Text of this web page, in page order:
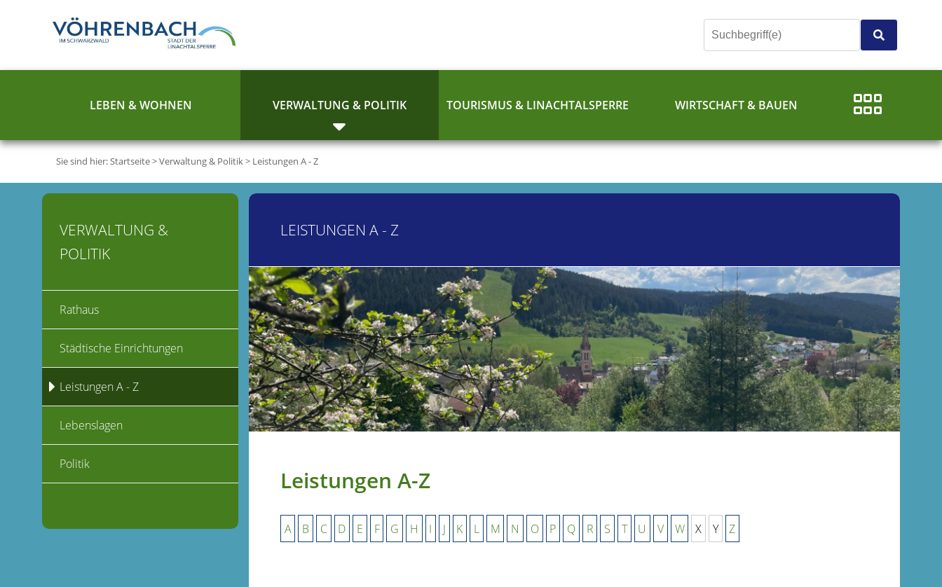
LEBEN & WOHNEN VERWALTUNG & POLITIK TOURISMUS & LINACHTALSPERRE WIRTSCHAFT & BAUEN
Sie sind hier:Startseite>Verwaltung & Politik> Leistungen A - Z
LEISTUNGEN A - Z
Leistungen A-Z
A B C D E F G H I J K L M N O P Q R S T U V W X Y Z
VERWALTUNG &
POLITIK
Rathaus
Städtische Einrichtungen
Leistungen A - Z
Lebenslagen
Politik